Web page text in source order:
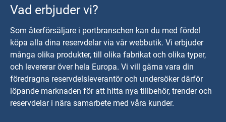
Vad erbjuder vi?
Som återförsäljare i portbranschen kan du med fördel
köpa alla dina reservdelar via vår webbutik. Vi erbjuder
många olika produkter, till olika fabrikat och olika typer,
och levererar över hela Europa. Vi vill gärna vara din
föredragna reservdelsleverantör och undersöker därför
löpande marknaden för att hitta nya tillbehör, trender och
reservdelar i nära samarbete med våra kunder.